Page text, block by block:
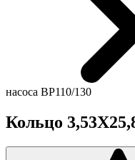
насоса BP110/130
Кольцо